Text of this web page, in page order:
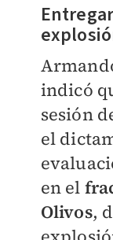
indicó
sesión
el
en el
Olivos,